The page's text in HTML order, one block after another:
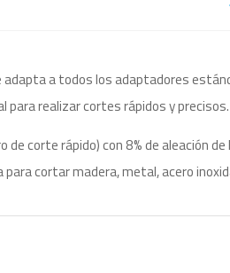
adapta a todos los adaptadores
realizar cortes rápidos y precisos.
de corte rápido) con 8% de
para cortar madera, metal, acero